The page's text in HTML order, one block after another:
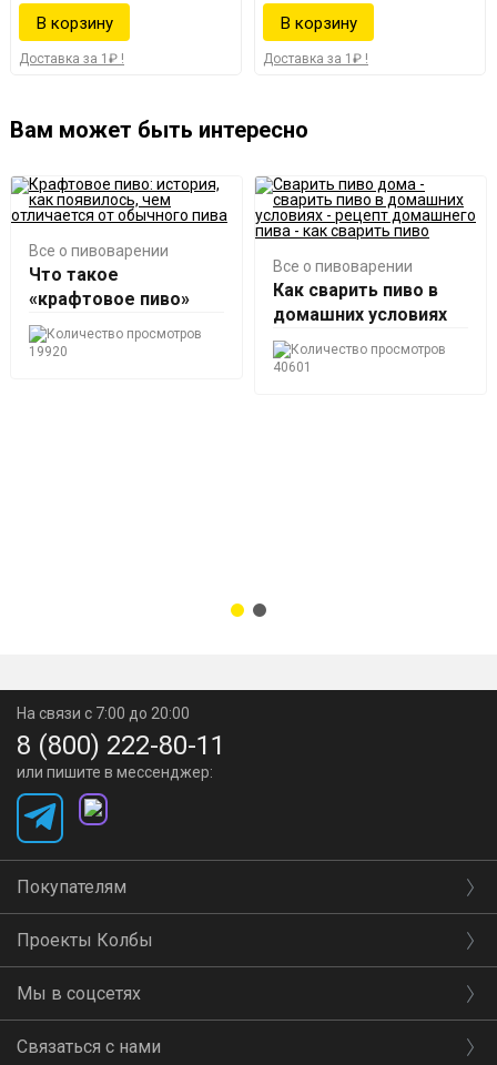
Доставка за 1₽ ! Доставка за 1₽ !
Вам может быть интересно
Все о пивоварении
Что такое
«крафтовое пиво»
19920
Все о пивоварении
Как сварить пиво в
домашних условиях
40601
На связи с 7:00 до 20:00
8 (800) 222-80-11
или пишите в мессенджер:
Покупателям
Проекты Колбы
Мы в соцсетях
Связаться с нами